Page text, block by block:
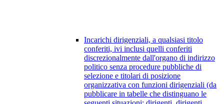
Incarichi dirigenziali, a qualsiasi titolo
conferiti, ivi inclusi quelli conferiti
discrezionalmente dall'organo di indirizzo
politico senza procedure pubbliche di
selezione e titolari di posizione
organizzativa con funzioni dirigenziali (da
pubblicare in tabelle che distinguano le